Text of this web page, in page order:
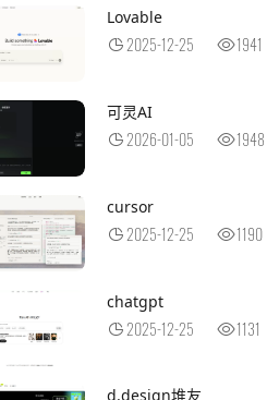
Lovable
2025-12-25 1941
可灵AI
2026-01-05 1948
cursor
2025-12-25 1190
chatgpt
2025-12-25 1131
d.design堆友